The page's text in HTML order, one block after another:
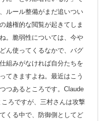
ルール整備がまだ追いつい
越権的な閲覧が起きてしま
。脆弱性については、今や
ん使ってくるなかで、バグ
組みがなければ自分たちを
てきますよね。最近はこう
つあるところです。Claude
ろですが、三村さんは攻撃
くる中で、防御側としてど